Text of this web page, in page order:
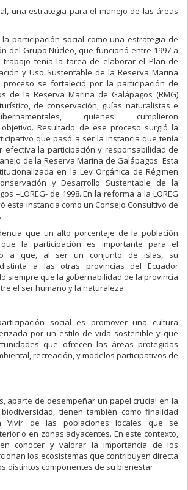
una estrategia para el manejo de las áreas
participación social como una estrategia de
del Grupo Núcleo, que funcionó entre 1997 a
trabajo tenía la tarea de elaborar el Plan de
y Uso Sustentable de la Reserva Marina
proceso se fortaleció por la participación de
de la Reserva Marina de Galápagos (RMG)
de conservación, guías naturalistas e
quienes cumplieron
Resultado de ese proceso surgió la
que pasó a ser la instancia que tenía
efectiva la participación y responsabilidad de
de la Reserva Marina de Galápagos. Esta
en la Ley Orgánica de Régimen
y Desarrollo Sustentable de la
–LOREG- de 1998. En la reforma a la LOREG
esta instancia como un Consejo Consultivo de
que un alto porcentaje de la población
la participación es importante para el
a que, al ser un conjunto de islas, su
a las otras provincias del Ecuador
siempre que la gobernabilidad de la provincia
el ser humano y la naturaleza.
social es promover una cultura
por un estilo de vida sostenible y que
que ofrecen las áreas protegidas
recreación, y modelos participativos de
aparte de desempeñar un papel crucial en la
tienen también como finalidad
Vivir de las poblaciones locales que se
o en zonas adyacentes. En este contexto,
conocer y valorar la importancia de los
los ecosistemas que contribuyen directa
distintos componentes de su bienestar.